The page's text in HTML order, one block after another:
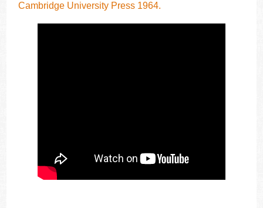
Cambridge University Press 1964.